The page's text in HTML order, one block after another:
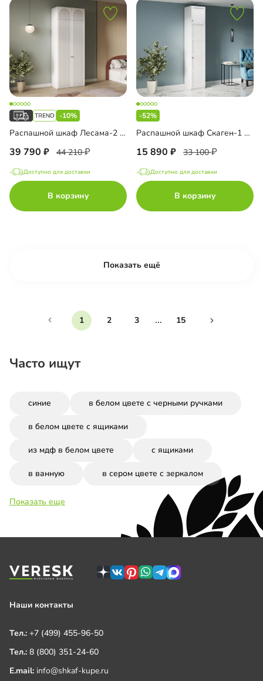
-10%
Распашной шкаф Лесама-2 Декор 1 с антресолью
39 790 44 210
Доступно для доставки
В корзину
-52%
Распашной шкаф Скаген-1 с антресолью
15 890 33 100
Доступно для доставки
В корзину
Показать ещё
1 2 3 ... 15
Часто ищут
синие в белом цвете с черными ручками
в белом цвете с ящиками
из мдф в белом цвете с ящиками
в ванную в сером цвете с зеркалом
Показать еще
Наши контакты
Тел.: +7 (499) 455-96-50
Тел.: 8 (800) 351-24-60
E.mail: info@shkaf-kupe.ru